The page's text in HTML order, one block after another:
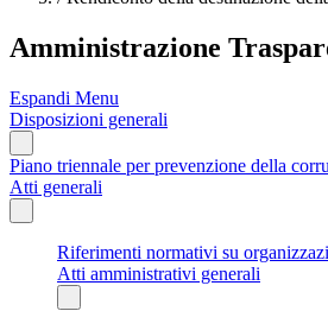
Amministrazione
Espandi Menu
Disposizioni generali
Piano triennale per prevenzione della
Atti generali
Riferimenti normativi su
Atti amministrativi generali